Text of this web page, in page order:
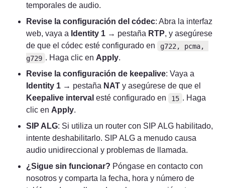
temporales de audio.
Revise la configuración del códec: Abra la interfaz
web, vaya a Identity 1 → pestaña RTP, y asegúrese
de que el códec esté configurado en
g722, pcma,
g729 . Haga clic en Apply.
Revise la configuración de keepalive
Identity 1 → pestaña NAT
Keepalive interval esté configurado en 15 . Haga
clic en Apply.
SIP ALG: Si utiliza un router con SIP ALG habilitado,
intente deshabilitarlo. SIP ALG a menudo causa
audio unidireccional y problemas de llamada.
¿Sigue sin funcionar? Póngase en contacto con
nosotros y comparta la fecha, hora y número de